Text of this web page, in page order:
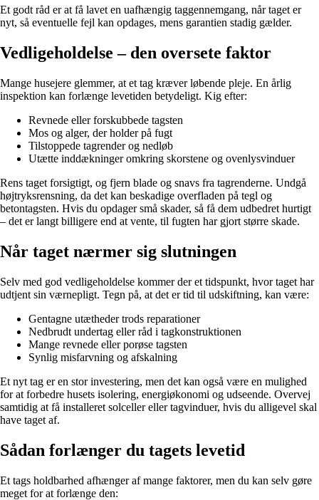
Et godt råd er at få lavet en uafhængig taggennemgang, når taget er
nyt, så eventuelle fejl kan opdages, mens garantien stadig gælder.
Vedligeholdelse – den oversete faktor
Mange husejere glemmer, at et tag kræver løbende pleje. En årlig
inspektion kan forlænge levetiden betydeligt. Kig efter:
Revnede eller forskubbede tagsten
Mos og alger, der holder på fugt
Tilstoppede tagrender og nedløb
Utætte inddækninger omkring skorstene og ovenlysvinduer
Rens taget forsigtigt, og fjern blade og snavs fra tagrenderne. Undgå
højtryksrensning, da det kan beskadige overfladen på tegl og
betontagsten. Hvis du opdager små skader, så få dem udbedret hurtigt
– det er langt billigere end at vente, til fugten har gjort større skade.
Når taget nærmer sig slutningen
Selv med god vedligeholdelse kommer der et tidspunkt, hvor taget har
udtjent sin værnepligt. Tegn på, at det er tid til udskiftning, kan være:
Gentagne utætheder trods reparationer
Nedbrudt undertag eller råd i tagkonstruktionen
Mange revnede eller porøse tagsten
Synlig misfarvning og afskalning
Et nyt tag er en stor investering, men det kan også være en mulighed
for at forbedre husets isolering, energiøkonomi og udseende. Overvej
samtidig at få installeret solceller eller tagvinduer, hvis du alligevel skal
have taget af.
Sådan forlænger du tagets levetid
Et tags holdbarhed afhænger af mange faktorer, men du kan selv gøre
meget for at forlænge den: